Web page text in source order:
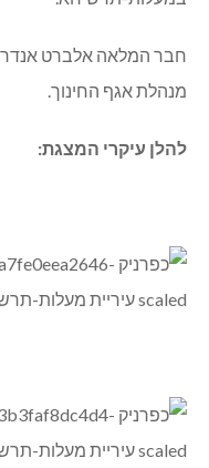
חבר המלאה אלברט
מנהלת אגף החינוך.
להלן עיקרי המצגת: